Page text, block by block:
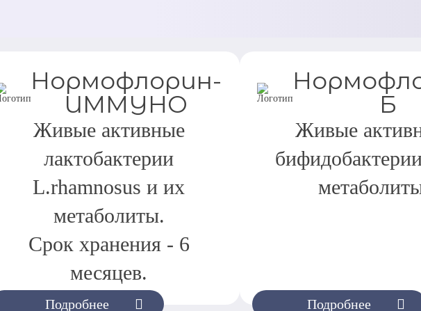
Подробнее
Нормофлорин-
ИММУНО
Живые активные
лактобактерии
L.rhamnosus и их
метаболиты.
Срок хранения - 6
месяцев.
Подробнее
Б
Живые